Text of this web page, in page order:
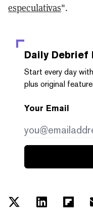
especulativas".
Daily Debrief
Start every day
plus original
Your Email